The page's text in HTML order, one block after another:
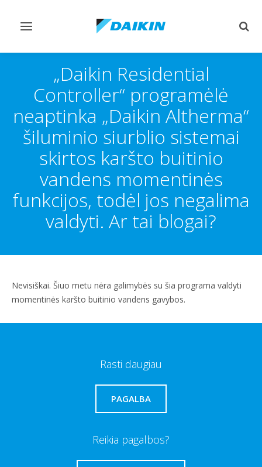
Perjungiamas
„Daikin Residential
Controller“ programėlė
neaptinka „Daikin Altherma“
šiluminio siurblio sistemai
skirtos karšto buitinio
vandens momentinės
funkcijos, todėl jos negalima
valdyti. Ar tai blogai?
Nevisiškai. Šiuo metu nėra galimybės su šia programa valdyti
momentinės karšto buitinio vandens gavybos.
Rasti daugiau
PAGALBA
Reikia pagalbos?